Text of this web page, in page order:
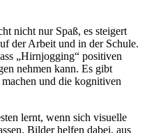
nicht nur Spaß, es steigert
der Arbeit und in der Schule.
„Hirnjogging“ positiven
nehmen kann. Es gibt
und die kognitiven
lernt, wenn sich visuelle
Bilder helfen dabei, aus